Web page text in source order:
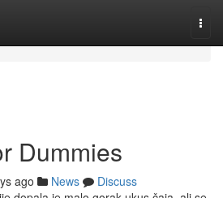
Dummies
ago News
Discuss